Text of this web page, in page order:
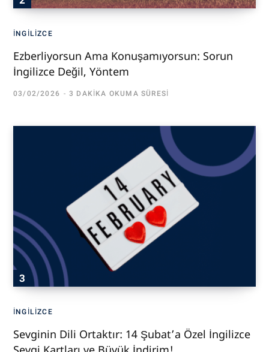
İNGILIZCE
Ezberliyorsun Ama Konuşamıyorsun: Sorun
İngilizce Değil, Yöntem
03/02/2026 3 DAKIKA OKUMA SÜRESI
İNGILIZCE
Sevginin Dili Ortaktır: 14 Şubat’a Özel İngilizce